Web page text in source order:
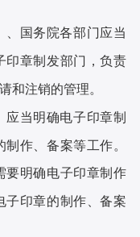
、国务院各部门应当
印章制发部门，负责
和注销的管理。
应当明确电子印章制
作、备案等工作。
要明确电子印章制作
子印章的制作、备案